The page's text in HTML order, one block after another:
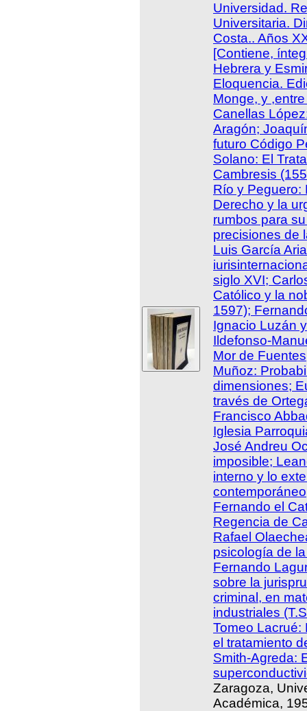
Universidad.
Universitaria.
Costa.. Años
[Contiene,
Hebrera y
Eloquencia.
Monge, y
Canellas
Aragón;
futuro Código
Solano: El
Cambresis
Río y Peguero:
Derecho y la
rumbos para
precisiones de
Luis García
siglo XVI;
Católico y la
1597);
Ignacio Luzán
Ildefonso-
Mor de
Muñoz:
dimensiones;
través de
Francisco
Iglesia
José Andreu
imposible;
interno y lo
Fernando el
Regencia de
Rafael
psicología de
Fernando
sobre la
criminal, en
industriales
Tomeo Lacrué:
el tratamiento
Smith-Agreda:
Zaragoza,
Académica,